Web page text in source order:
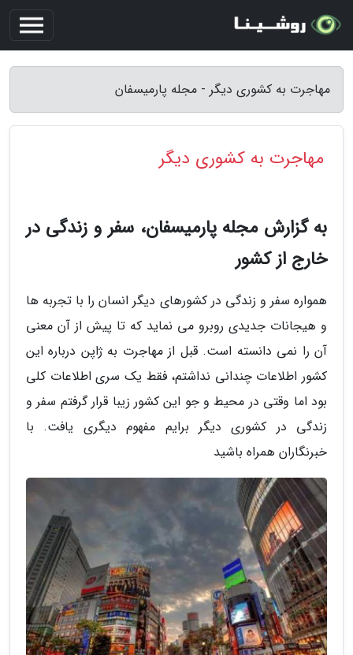
مهاجرت به کشوری دیگر - مجله پارمیسفان
مهاجرت به کشوری دیگر
به گزارش مجله پارمیسفان، سفر و زندگی در
خارج از کشور
همواره سفر و زندگی در کشورهای دیگر انسان را با تجربه ها
و هیجانات جدیدی روبرو می نماید که تا پیش از آن معنی
آن را نمی دانسته است. قبل از مهاجرت به ژاپن درباره این
کشور اطلاعات چندانی نداشتم، فقط یک سری اطلاعات کلی
بود اما وقتی در محیط و جو این کشور زیبا قرار گرفتم سفر و
زندگی در کشوری دیگر برایم مفهوم دیگری یافت. با
خبرنگاران همراه باشید